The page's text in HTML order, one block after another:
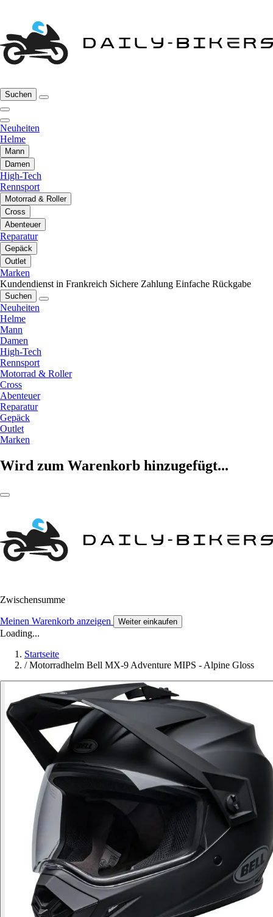
Suchen
Neuheiten
Helme
Mann
Damen
High-Tech
Rennsport
Motorrad & Roller
Cross
Abenteuer
Reparatur
Gepäck
Outlet
Marken
Kundendienst in Frankreich Sichere Zahlung Einfache Rückgabe
Suchen
Neuheiten
Helme
Mann
Damen
High-Tech
Rennsport
Motorrad & Roller
Cross
Abenteuer
Reparatur
Gepäck
Outlet
Marken
Wird zum Warenkorb hinzugefügt...
Zwischensumme
Meinen Warenkorb anzeigen Weiter einkaufen
Loading...
Startseite
/ Motorradhelm Bell MX-9 Adventure MIPS - Alpine Gloss